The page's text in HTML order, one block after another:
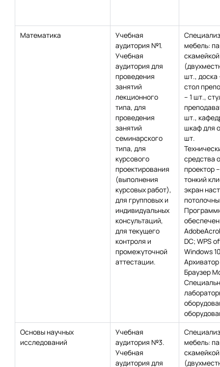
Математика
Учебная
аудитория №1.
Учебная
аудитория для
проведения
занятий
лекционного
типа, для
проведения
занятий
семинарского
типа, для
курсового
проектирования
(выполнения
курсовых работ),
для групповых и
индивидуальных
консультаций,
для текущего
контроля и
промежуточной
аттестации.
мебель:
скамейкой
шт., доска
стол
– 1 шт.,
шт.,
шкаф для
шт.
средства
проектор
тонкий
экран
DC; WPS
Windows
Браузер
Основы научных
исследований
Учебная
аудитория №3.
Учебная
аудитория для
мебель:
скамейкой